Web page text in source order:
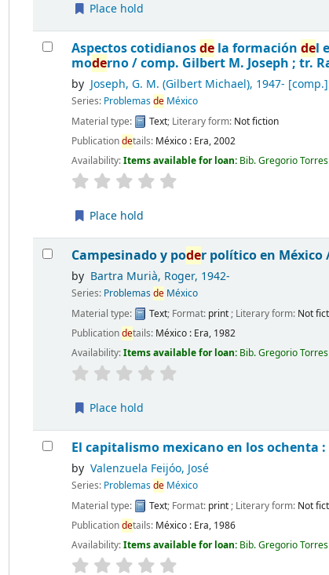
Place hold
Aspectos cotidianosde la formacióndel
moderno /comp. Gilbert M. Joseph ; tr.
by Joseph, G. M. (Gilbert Michael), 1947- [comp.]
Series: Problemasde México
Material type:
Text; Literary form: Not fiction
Publicationdetails: México : Era,2002
Availability:Items available for loan: Bib. Gregorio
Place hold
Campesinado y poder político en México
by Bartra Murià, Roger, 1942-
Series: Problemasde México
Material type:
Text; Format: print ; Literary form: Not
Publicationdetails: México : Era, 1982
Availability:Items available for loan: Bib. Gregorio
Place hold
El capitalismo mexicano en los ochenta
by Valenzuela Feijóo, José
Series: Problemasde México
Material type:
Text; Format: print ; Literary form: Not
Publicationdetails: México : Era, 1986
Availability:Items available for loan: Bib. Gregorio